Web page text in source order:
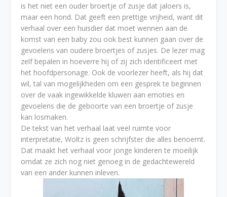
is het niet een ouder broertje of zusje dat jaloers is,
maar een hond. Dat geeft een prettige vrijheid, want dit
verhaal over een huisdier dat moet wennen aan de
komst van een baby zou ook best kunnen gaan over de
gevoelens van oudere broertjes of zusjes. De lezer mag
zelf bepalen in hoeverre hij of zij zich identificeert met
het hoofdpersonage. Ook de voorlezer heeft, als hij dat
wil, tal van mogelijkheden om een gesprek te beginnen
over de vaak ingewikkelde kluwen aan emoties en
gevoelens die de geboorte van een broertje of zusje
kan losmaken.
De tekst van het verhaal laat veel ruimte voor
interpretatie, Woltz is geen schrijfster die alles benoemt.
Dat maakt het verhaal voor jonge kinderen te moeilijk
omdat ze zich nog niet genoeg in de gedachtewereld
van een ander kunnen inleven.